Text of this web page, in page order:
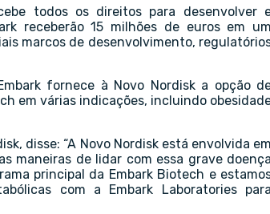
todos os direitos para desenvolver
receberão 15 milhões de euros em um
marcos de desenvolvimento,
fornece à Novo Nordisk a opção
em várias indicações, incluindo
disse: “A Novo Nordisk está envolvida em
maneiras de lidar com essa grave doença
principal da Embark Biotech e
com a Embark Laboratories para